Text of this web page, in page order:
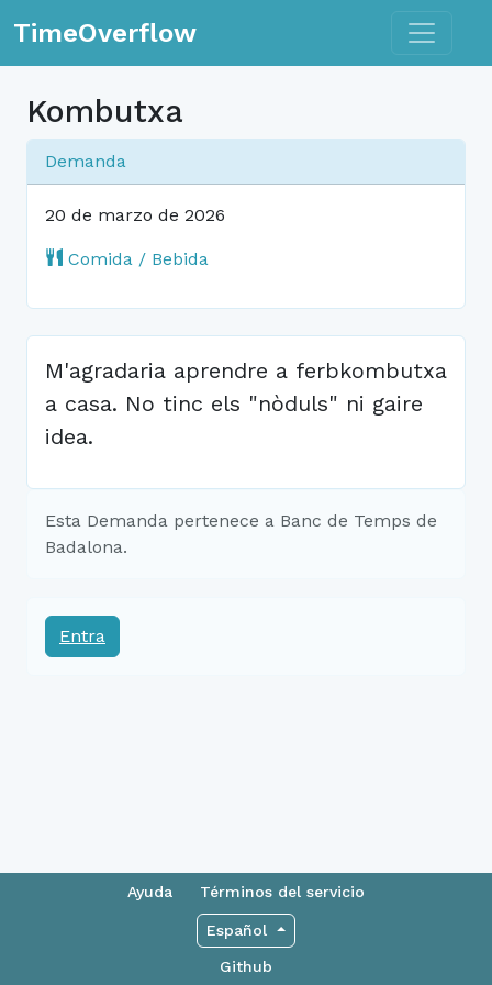
TimeOverflow Toggle
Kombutxa
Demanda
20 de marzo de 2026
Comida / Bebida
M'agradaria aprendre a ferbkombutxa
a casa. No tinc els "nòduls" ni gaire
idea.
Esta Demanda pertenece a Banc de Temps de
Badalona.
Entra
Ayuda Términos del servicio
Español
Github